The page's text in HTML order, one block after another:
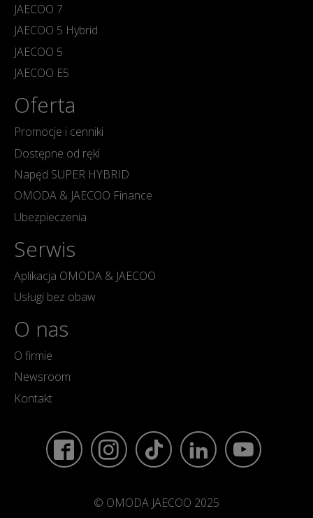
JAECOO 7
JAECOO 5 Hybrid
JAECOO 5
JAECOO E5
Oferta
Promocje i cenniki
Dostępne od ręki
Napęd SUPER HYBRID
OMODA & JAECOO Finance
Ubezpieczenia
Serwis
Aplikacja OMODA & JAECOO
Usługi bez obaw
O nas
O firmie
Newsroom
Kontakt
© OMODA JAECOO 2025